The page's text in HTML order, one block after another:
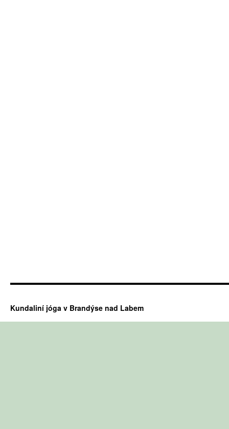
Kundaliní jóga v Brandýse nad Labem